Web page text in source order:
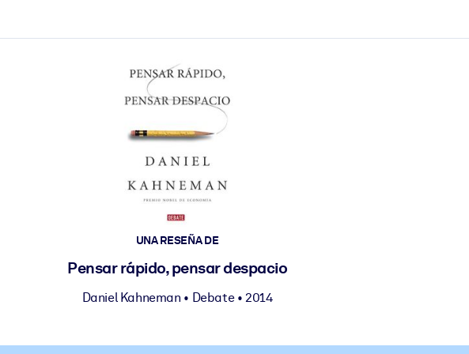
UNA RESEÑA DE
Pensar rápido, pensar despacio
Daniel Kahneman • Debate• 2014